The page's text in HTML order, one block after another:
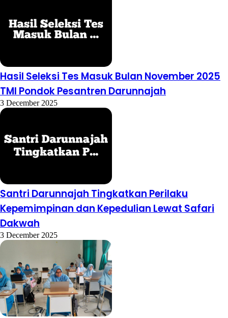
Hasil Seleksi Tes Masuk Bulan November 2025
TMI Pondok Pesantren Darunnajah
3 December 2025
Santri Darunnajah Tingkatkan Perilaku
Kepemimpinan dan Kepedulian Lewat Safari
Dakwah
3 December 2025